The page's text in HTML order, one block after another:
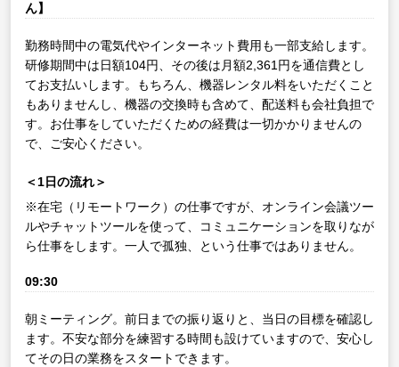
ん】
勤務時間中の電気代やインターネット費用も一部支給します。
研修期間中は日額104円、その後は月額2,361円を通信費とし
てお支払いします。もちろん、機器レンタル料をいただくこと
もありませんし、機器の交換時も含めて、配送料も会社負担で
す。お仕事をしていただくための経費は一切かかりませんの
で、ご安心ください。
＜1日の流れ＞
※在宅（リモートワーク）の仕事ですが、オンライン会議ツー
ルやチャットツールを使って、コミュニケーションを取りなが
ら仕事をします。一人で孤独、という仕事ではありません。
09:30
朝ミーティング。前日までの振り返りと、当日の目標を確認し
ます。不安な部分を練習する時間も設けていますので、安心し
てその日の業務をスタートできます。